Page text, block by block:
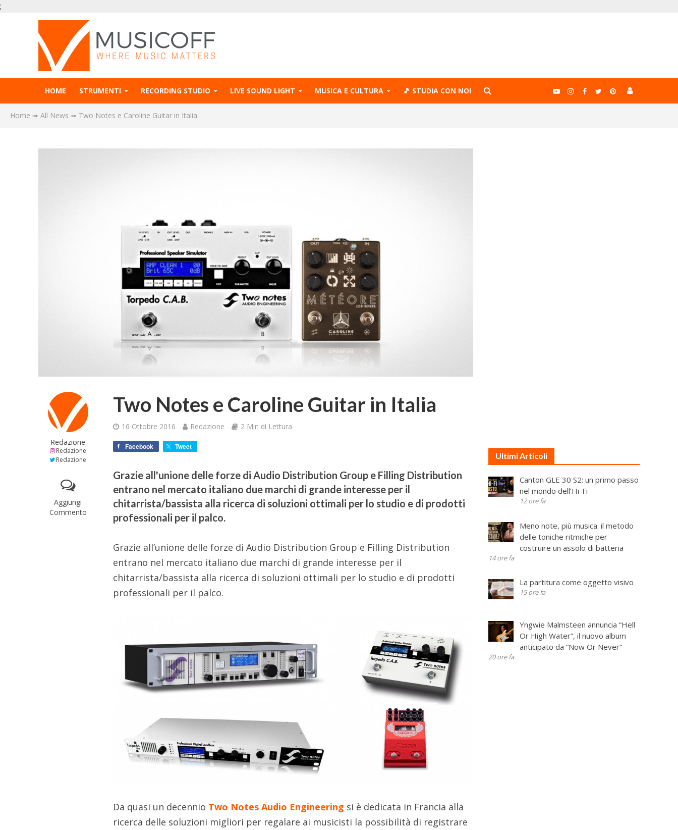
;
HOME STRUMENTI RECORDING STUDIO LIVE SOUND LIGHT MUSICA E CULTURA 🎵 STUDIA CON NOI
Home ➟ All News ➟ Two Notes e Caroline Guitar in Italia
Redazione
Redazione
Redazione
Aggiungi
Commento
Two Notes e Caroline Guitar in Italia
16 Ottobre 2016 Redazione 2 Min di Lettura
Facebook Tweet
Grazie all'unione delle forze di Audio Distribution Group e Filling Distribution
entrano nel mercato italiano due marchi di grande interesse per il
chitarrista/bassista alla ricerca di soluzioni ottimali per lo studio e di prodotti
professionali per il palco.
Grazie all’unione delle forze di Audio Distribution Group e Filling Distribution
entrano nel mercato italiano due marchi di grande interesse per il
chitarrista/bassista alla ricerca di soluzioni ottimali per lo studio e di prodotti
professionali per il palco.
Da quasi un decennio Two Notes Audio Engineering si è dedicata in Francia alla
ricerca delle soluzioni migliori per regalare ai musicisti la possibilità di registrare
Ultimi Articoli
Canton GLE 30 S2: un primo passo
nel mondo dell’Hi-Fi
12 ore fa
Meno note, più musica: il metodo
delle toniche ritmiche per
costruire un assolo di batteria
14 ore fa
La partitura come oggetto visivo
15 ore fa
Yngwie Malmsteen annuncia “Hell
Or High Water”, il nuovo album
anticipato da “Now Or Never”
20 ore fa